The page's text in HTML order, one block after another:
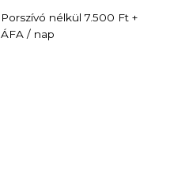
Porszívó nélkül 7.500 Ft +
ÁFA / nap